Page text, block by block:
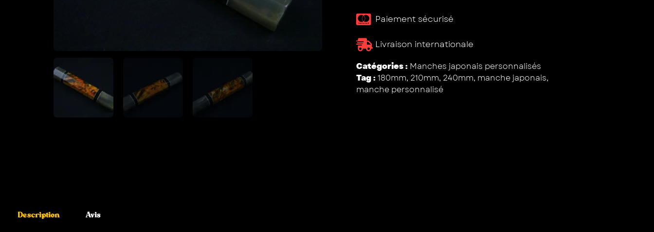
Paiement sécurisé ​
Livraison internationale
Catégories : Manches japonais personnalisés
Tag :180mm, 210mm, 240mm, manche japonais,
manche personnalisé
Description Avis